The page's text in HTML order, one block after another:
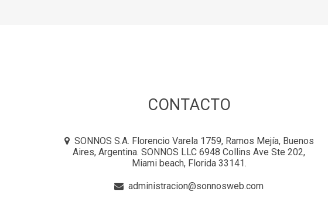
CONTACTO
SONNOS S.A. Florencio Varela 1759, Ramos Mejía, Buenos
Aires, Argentina. SONNOS LLC 6948 Collins Ave Ste 202,
Miami beach, Florida 33141.
administracion@sonnosweb.com